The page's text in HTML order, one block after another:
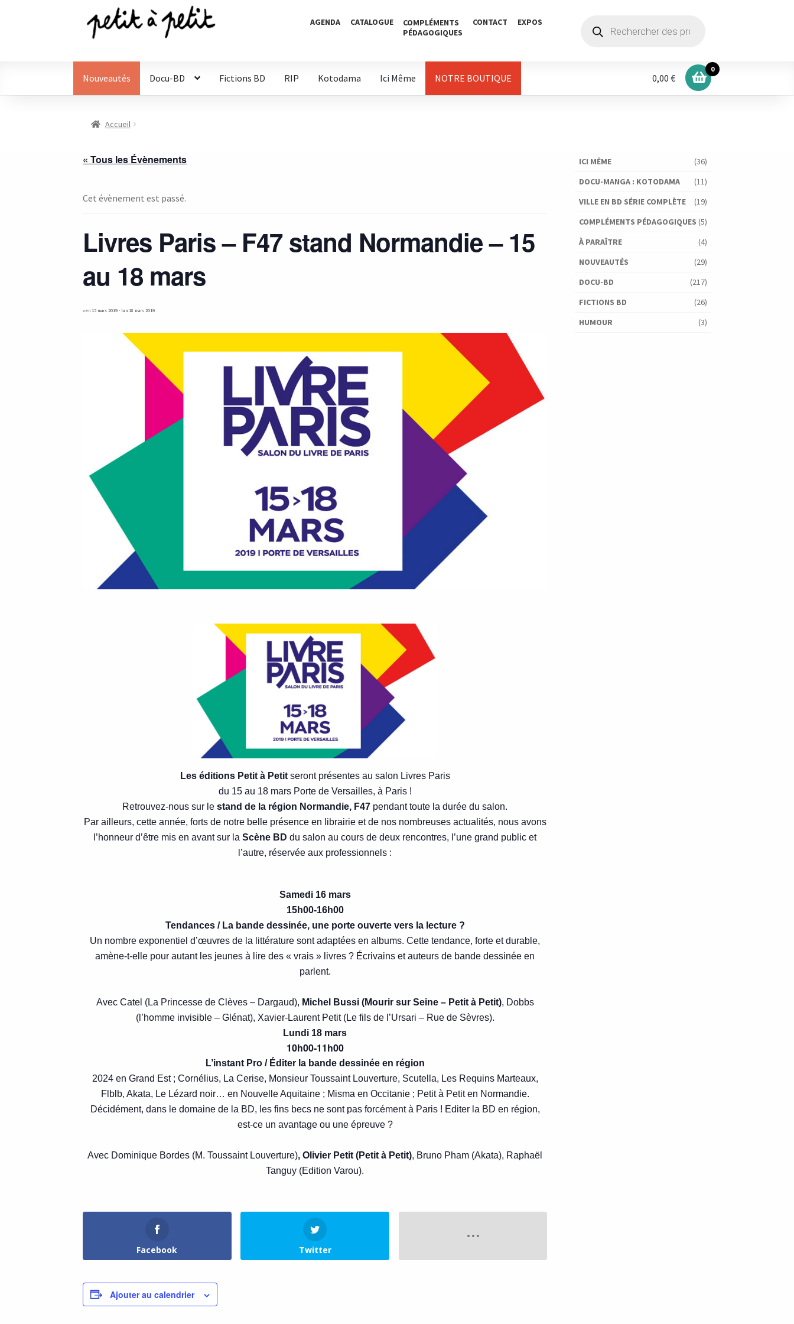
Aller
navigation
Aller
AGENDA CATALOGUE
COMPLÉMENTS
PÉDAGOGIQUES
CONTACT EXPOS
produits
Nouveautés Docu-BD Fictions BD RIP Kotodama Ici Même NOTRE BOUTIQUE 0,00 €
0
Accueil
« Tous les Évènements
Cet évènement est passé.
Livres Paris – F47 stand Normandie – 15
au 18 mars
ven 15 mars 2019 - lun 18 mars 2019
Les éditions Petit à Petitseront présentes au salon Livres Paris
du 15 au 18 mars Porte de Versailles, à Paris !
Retrouvez-nous sur lestand de la région Normandie, F47 pendant toute la durée du salon.
Par ailleurs, cette année, forts de notre belle présence en librairie et de nos nombreuses actualités, nous avons
l’honneur d’être mis en avant sur laScène BD du salon au cours de deux rencontres, l’une grand public et
l’autre, réservée aux professionnels :
Samedi 16 mars
15h00-16h00
Tendances / La bande dessinée, une porte ouverte vers la lecture ?
Un nombre exponentiel d’œuvres de la littérature sont adaptées en albums. Cette tendance, forte et durable,
amène-t-elle pour autant les jeunes à lire des « vrais » livres ? Écrivains et auteurs de bande dessinée en
parlent.
Avec Catel (La Princesse de Clèves – Dargaud), Michel Bussi (Mourir sur Seine – Petit à Petit), Dobbs
(l’homme invisible – Glénat), Xavier-Laurent Petit (Le fils de l’Ursari – Rue de Sèvres).
Lundi 18 mars
10h00-11h00
L’instant Pro / Éditer la bande dessinée en région
2024 en Grand Est ; Cornélius, La Cerise, Monsieur Toussaint Louverture, Scutella, Les Requins Marteaux,
Flblb, Akata, Le Lézard noir… en Nouvelle Aquitaine ; Misma en Occitanie ; Petit à Petit en Normandie.
Décidément, dans le domaine de la BD, les fins becs ne sont pas forcément à Paris ! Editer la BD en région,
est-ce un avantage ou une épreuve ?
Avec Dominique Bordes (M. Toussaint Louverture),Olivier Petit (Petit à Petit), Bruno Pham (Akata), Raphaël
Tanguy (Edition Varou).
Facebook Twitter
Ajouter au calendrier
ICI MÊME
(36)
DOCU-MANGA : KOTODAMA
(11)
VILLE EN BD SÉRIE COMPLÈTE
(19)
COMPLÉMENTS PÉDAGOGIQUES (5)
À PARAÎTRE
(4)
NOUVEAUTÉS
(29)
DOCU-BD
(217)
FICTIONS BD
(26)
HUMOUR
(3)